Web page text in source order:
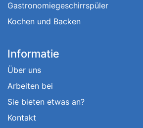
Gastronomiegeschirrspüler
Kochen und Backen
Informatie
Über uns
Arbeiten bei
Sie bieten etwas an?
Kontakt